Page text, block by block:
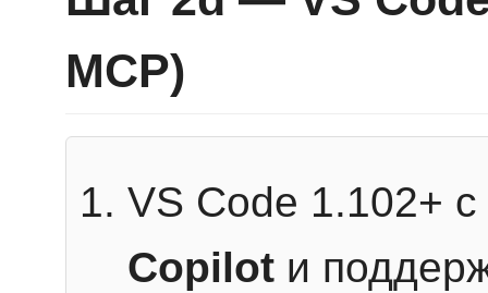
MCP)
VS Code 1.102+
Copilot и